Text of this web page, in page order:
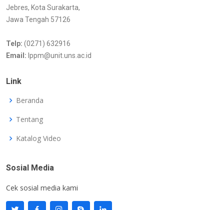
Jebres, Kota Surakarta,
Jawa Tengah 57126
Telp: (0271) 632916
Email: lppm@unit.uns.ac.id
Link
Beranda
Tentang
Katalog Video
Sosial Media
Cek sosial media kami